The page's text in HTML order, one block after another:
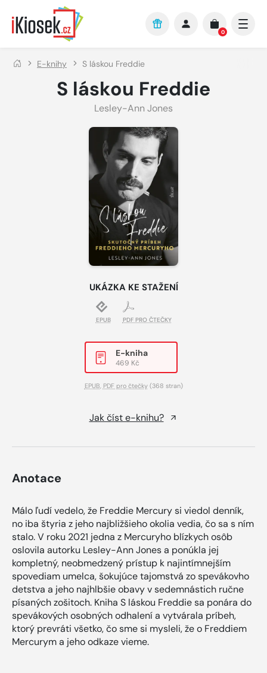
Přejít na hlavní obsah
0
E-knihy S láskou Freddie
S láskou Freddie
Lesley-Ann Jones
UKÁZKA KE STAŽENÍ
EPUB PDF PRO ČTEČKY
E-kniha
469 Kč
EPUB, PDF pro čtečky(368 stran)
Jak číst e-knihu?
Anotace
Málo ľudí vedelo, že Freddie Mercury si viedol denník,
no iba štyria z jeho najbližšieho okolia vedia, čo sa s ním
stalo. V roku 2021 jedna z Mercuryho blízkych osôb
oslovila autorku Lesley-Ann Jones a ponúkla jej
kompletný, neobmedzený prístup k najintímnejším
spovediam umelca, šokujúce tajomstvá zo spevákovho
detstva a jeho najhlbšie obavy v sedemnástich ručne
písaných zošitoch. Kniha S láskou Freddie sa ponára do
spevákových osobných odhalení a vytvárala príbeh,
ktorý prevráti všetko, čo sme si mysleli, že o Freddiem
Mercurym a jeho odkaze vieme.